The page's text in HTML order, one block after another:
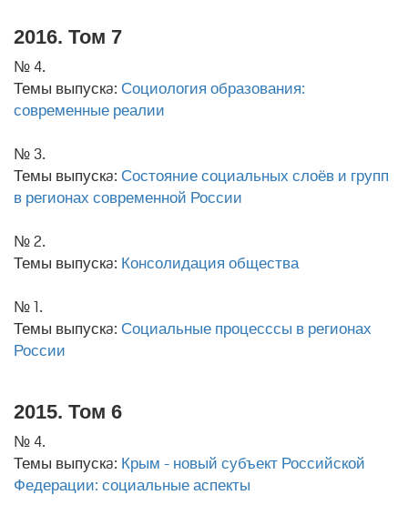
2016. Том 7
№ 4.
Темы выпускa: Социология образования:
современные реалии
№ 3.
Темы выпускa: Состояние социальных слоёв и групп
в регионах современной России
№ 2.
Темы выпускa: Консолидация общества
№ 1.
Темы выпускa: Социальные процесссы в регионах
России
2015. Том 6
№ 4.
Темы выпускa: Крым - новый субъект Российской
Федерации: социальные аспекты